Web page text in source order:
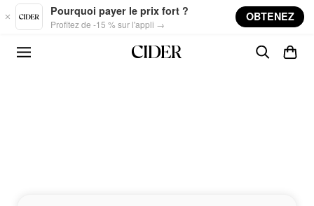
Skip to main content
Pourquoi payer le prix fort ?
Profitez de -15 % sur l'appli →
OBTENEZ